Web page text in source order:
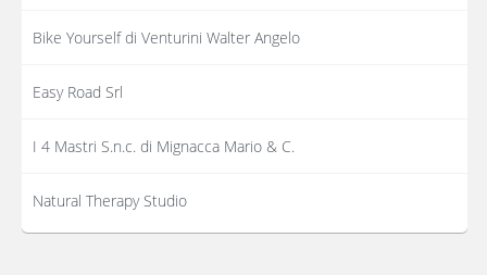
Bike Yourself di Venturini Walter Angelo
Easy Road Srl
I 4 Mastri S.n.c. di Mignacca Mario & C.
Natural Therapy Studio